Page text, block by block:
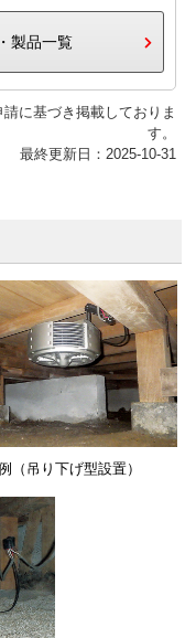
製品一覧
に基づき掲載しておりま
す。
最終更新日：2025-10-31
（吊り下げ型設置）